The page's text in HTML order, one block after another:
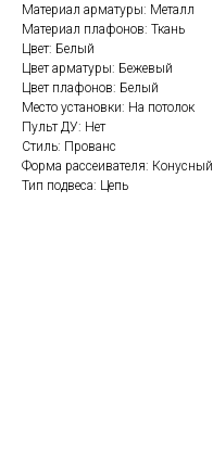
Материал арматуры: Металл
Материал плафонов: Ткань
Цвет: Белый
Цвет арматуры: Бежевый
Цвет плафонов: Белый
Место установки: На потолок
Пульт ДУ: Нет
Стиль: Прованс
Форма рассеивателя: Конусный
Тип подвеса: Цепь